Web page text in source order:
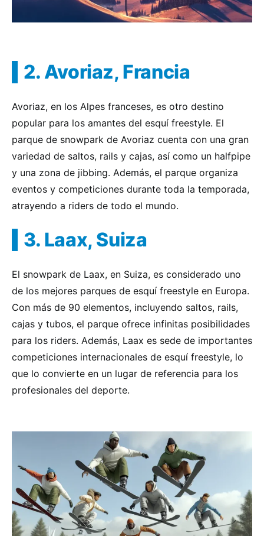
2. Avoriaz, Francia
Avoriaz, en los Alpes franceses, es otro destino
popular para los amantes del esquí freestyle. El
parque de snowpark de Avoriaz cuenta con una gran
variedad de saltos, rails y cajas, así como un halfpipe
y una zona de jibbing. Además, el parque organiza
eventos y competiciones durante toda la temporada,
atrayendo a riders de todo el mundo.
3. Laax, Suiza
El snowpark de Laax, en Suiza, es considerado uno
de los mejores parques de esquí freestyle en Europa.
Con más de 90 elementos, incluyendo saltos, rails,
cajas y tubos, el parque ofrece infinitas posibilidades
para los riders. Además, Laax es sede de importantes
competiciones internacionales de esquí freestyle, lo
que lo convierte en un lugar de referencia para los
profesionales del deporte.